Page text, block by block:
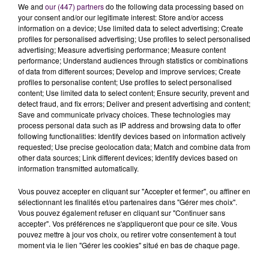
REQUALIFICATION DE L'ESPACE
PUBLIC, SUITE
Les emplacements réservés au stationnement
automobile ont quant à eux été repeints, clarifiés et
lajonction entre la rue de Sully et la rue du Château
est désormais dessinée en traversant le haut de la
place"explique la municipalité, qui ajoute cette
opération à son actif après les
place Saint-Pol, de la rue Gouverneur et de la rue
Giroust. Suivront bientôt, les rues Saint-Martin et Paul-
Deschanel.
We and our (447) partnersdo the following data processing based on
your consent and/or our legitimate interest: Store and/or access
information on a device; Use limited data to select advertising; Create
profiles for personalised advertising; Use profiles to select personalised
advertising; Measure advertising performance; Measure content
performance; Understand audiences through statistics or combinations
of data from different sources; Develop and improve services; Create
profiles to personalise content; Use profiles to select personalised
content; Use limited data to select content; Ensure security, prevent and
detect fraud, and fix errors; Deliver and present advertising and content;
Save and communicate privacy choices. These technologies may
process personal data such as IP address and browsing data to offer
following functionalities: Identify devices based on information actively
requested; Use precise geolocation data; Match and combine data from
other data sources; Link different devices; Identify devices based on
information transmitted automatically.
Vous pouvez accepter en cliquant sur "Accepter et fermer", ou affiner en
sélectionnant les finalités et/ou partenaires dans "Gérer mes choix".
Vous pouvez également refuser en cliquant sur "Continuer sans
accepter". Vos préférences ne s'appliqueront que pour ce site. Vous
pouvez mettre à jour vos choix, ou retirer votre consentement à tout
moment via le lien "Gérer les cookies" situé en bas de chaque page.